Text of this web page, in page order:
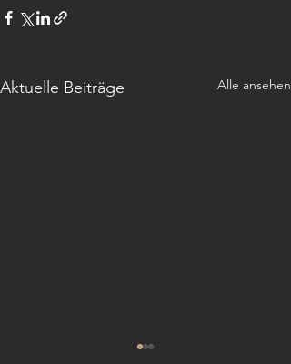
Aktuelle Beiträge Alle ansehen